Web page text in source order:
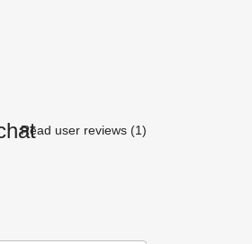
Read user reviews (1)